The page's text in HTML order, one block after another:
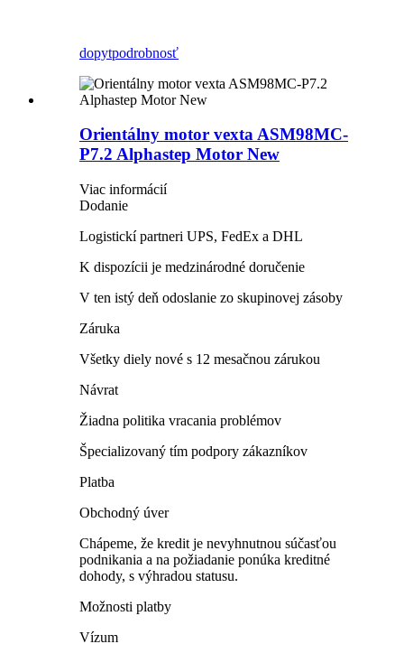
dopytpodrobnosť
Orientálny motor vexta ASM98MC-
P7.2 Alphastep Motor New
Viac informácií
Dodanie
Logistickí partneri UPS, FedEx a DHL
K dispozícii je medzinárodné doručenie
V ten istý deň odoslanie zo skupinovej zásoby
Záruka
Všetky diely nové s 12 mesačnou zárukou
Návrat
Žiadna politika vracania problémov
Špecializovaný tím podpory zákazníkov
Platba
Obchodný úver
Chápeme, že kredit je nevyhnutnou súčasťou
podnikania a na požiadanie ponúka kreditné
dohody, s výhradou statusu.
Možnosti platby
Vízum